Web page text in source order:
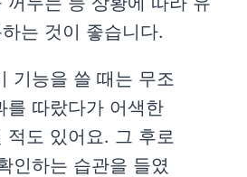
는 것이 좋습니다.
기능을 쓸 때는 무조
를 따랐다가 어색한
적도 있어요. 그 후로
인하는 습관을 들였